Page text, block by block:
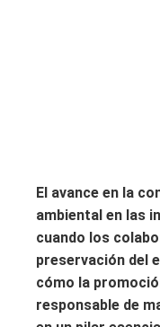
El avance en la
ambiental en las
cuando los
preservación del
cómo la
responsable de